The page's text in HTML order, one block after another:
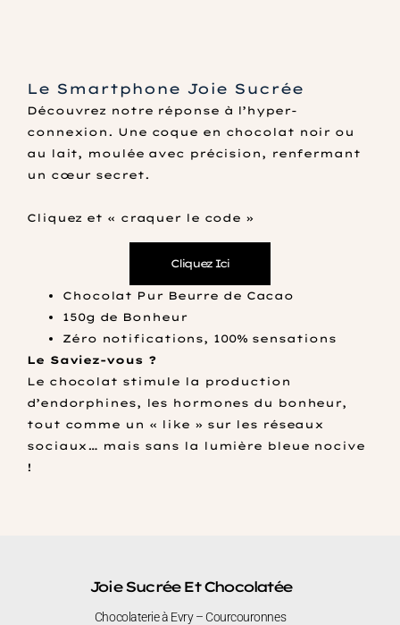
Le Smartphone Joie Sucrée
Découvrez notre réponse à l’hyper-
connexion. Une coque en chocolat noir ou
au lait, moulée avec précision, renfermant
un cœur secret.
Cliquez et « craquer le code »
Cliquez Ici
Chocolat Pur Beurre de Cacao
150g de Bonheur
Zéro notifications, 100% sensations
Le Saviez-vous ?
Le chocolat stimule la production
d’endorphines, les hormones du bonheur,
tout comme un « like » sur les réseaux
sociaux… mais sans la lumière bleue nocive
!
Joie Sucrée Et Chocolatée
Chocolaterie à Evry – Courcouronnes